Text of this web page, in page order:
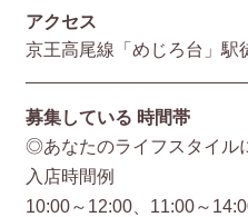
アクセス
京王高尾線「めじろ台」駅
募集している 時間帯
◎あなたのライフスタイル
入店時間例
10:00～12:00、11:00～